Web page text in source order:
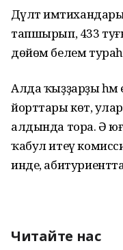
Дәүләт
тапшырып, 433
дөйөм белем
Алда ҡыҙҙарҙы һәм
йорттары көтә,
алдында тора. Ә
ҡабул итеү
инде,
Читайте нас